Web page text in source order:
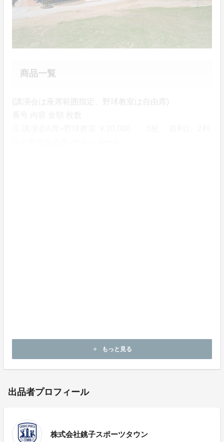
商品一覧
(講演会は座席範囲指定、野球教室は自由席)
add もっと見る
出品者プロフィール
株式会社銚子スポーツタウン